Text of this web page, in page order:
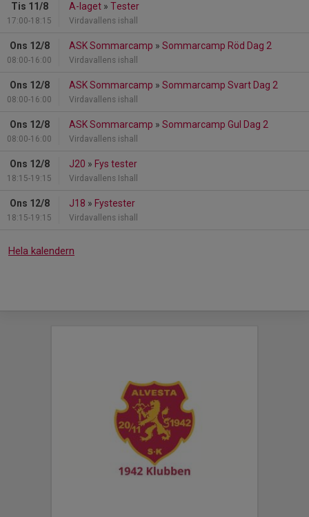
Tis 11/8
17:00-18:15
A-laget » Tester
Virdavallens ishall
Ons 12/8
08:00-16:00
ASK Sommarcamp » Sommarcamp Röd Dag 2
Virdavallens ishall
Ons 12/8
08:00-16:00
ASK Sommarcamp » Sommarcamp Svart Dag 2
Virdavallens ishall
Ons 12/8
08:00-16:00
ASK Sommarcamp » Sommarcamp Gul Dag 2
Virdavallens ishall
Ons 12/8
18:15-19:15
J20 » Fys tester
Virdavallens Ishall
Ons 12/8
18:15-19:15
J18 » Fystester
Virdavallens ishall
Hela kalendern